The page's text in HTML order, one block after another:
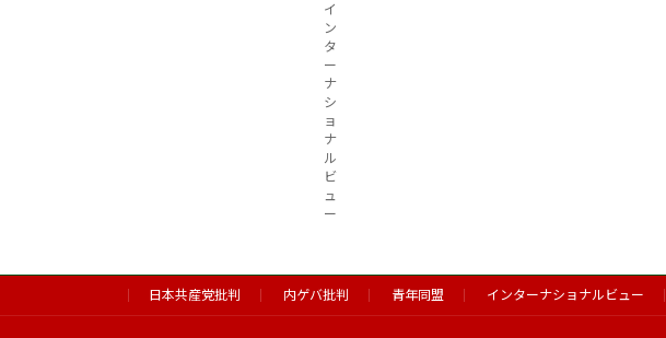
イ
ン
タ
ー
ナ
シ
ョ
ナ
ル
ビ
ュ
ー
日本共産党批判 内ゲバ批判 青年同盟 インターナショナルビュー